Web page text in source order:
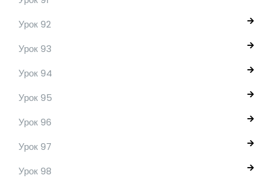
Урок 92
Урок 93
Урок 94
Урок 95
Урок 96
Урок 97
Урок 98